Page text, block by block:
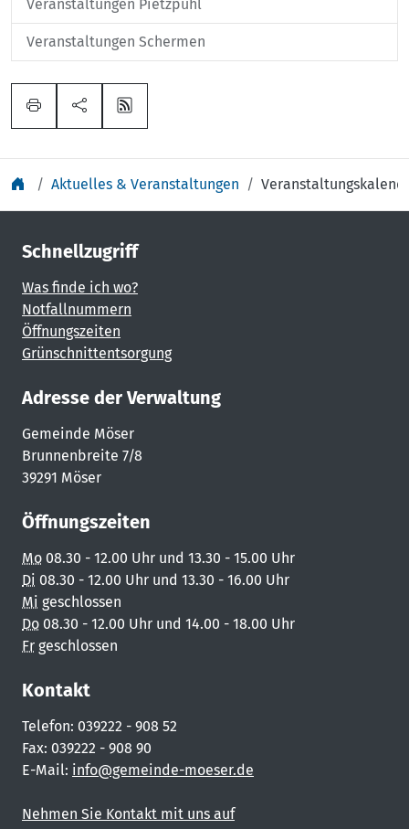
Veranstaltungen Pietzpuhl
Veranstaltungen Schermen
Aktuelles & Veranstaltungen
Schnellzugriff
Was finde ich wo?
Notfallnummern
Öffnungszeiten
Grünschnittentsorgung
Adresse der Verwaltung
Gemeinde Möser
Brunnenbreite 7/8
39291 Möser
Öffnungszeiten
Mo 08.30 - 12.00 Uhr und 13.30 - 15.00 Uhr
Di 08.30 - 12.00 Uhr und 13.30 - 16.00 Uhr
Mi geschlossen
Do 08.30 - 12.00 Uhr und 14.00 - 18.00 Uhr
Fr geschlossen
Kontakt
Telefon: 039222 - 908 52
Fax: 039222 - 908 90
E-Mail: info@gemeinde-moeser.de
Nehmen Sie Kontakt mit uns auf